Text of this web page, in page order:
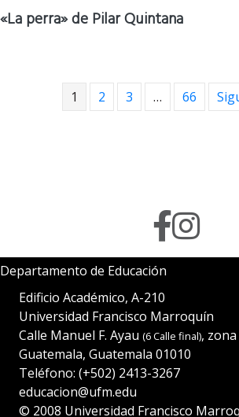
«La perra» de Pilar Quintana
1 2 3 … 66
Departamento de Educación
Edificio Académico, A-210
Universidad Francisco Marroquín
Calle Manuel F. Ayau (6 Calle final), zona
Guatemala, Guatemala 01010
Teléfono: (+502) 2413-3267
educacion@ufm.edu
© 2008 Universidad Francisco